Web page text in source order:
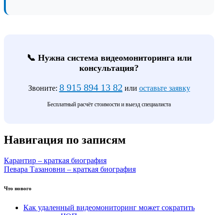
📞 Нужна система видеомониторинга или
консультация?
Звоните: 8 915 894 13 82 или оставьте заявку
Бесплатный расчёт стоимости и выезд специалиста
Навигация по записям
Карантир – краткая биография
Певара Тазановни – краткая биография
Что нового
Как удаленный видеомониторинг может сократить